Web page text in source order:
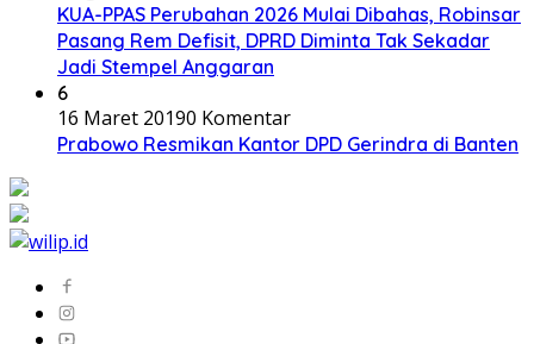
KUA-PPAS Perubahan 2026 Mulai Dibahas, Robinsar
Pasang Rem Defisit, DPRD Diminta Tak Sekadar
Jadi Stempel Anggaran
6
16 Maret 20190 Komentar
Prabowo Resmikan Kantor DPD Gerindra di Banten